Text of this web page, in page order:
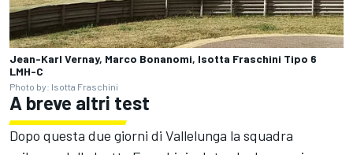
Jean-Karl Vernay, Marco Bonanomi, Isotta Fraschini Tipo 6
LMH-C
Photo by: Isotta Fraschini
A breve altri test
Dopo questa due giorni di Vallelunga la squadra